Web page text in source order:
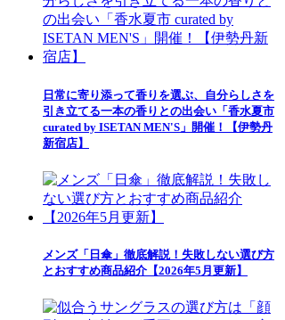
日常に寄り添って香りを選ぶ、自分らしさを
引き立てる一本の香りとの出会い「香水夏市
curated by ISETAN MEN'S」開催！【伊勢丹
新宿店】
メンズ「日傘」徹底解説！失敗しない選び方
とおすすめ商品紹介【2026年5月更新】